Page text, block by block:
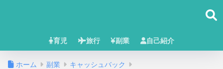
育児 旅行 副業 自己紹介
ホーム 副業 キャッシュバック